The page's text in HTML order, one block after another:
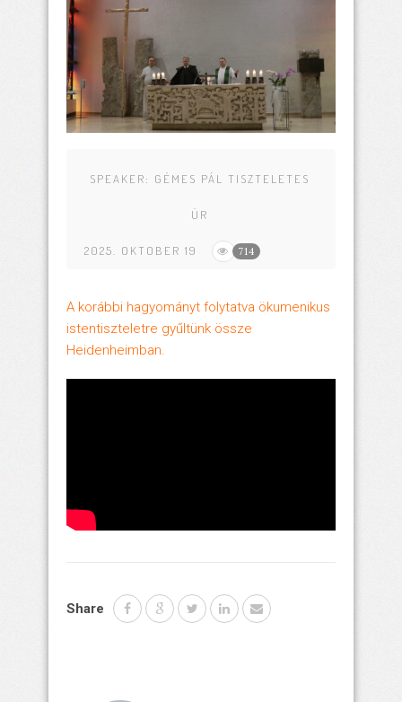
SPEAKER: GÉMES PÁL TISZTELETES
ÚR
2025. OKTOBER 19 714
A korábbi hagyományt folytatva ökumenikus
istentiszteletre gyűltünk össze
Heidenheimban.
Share